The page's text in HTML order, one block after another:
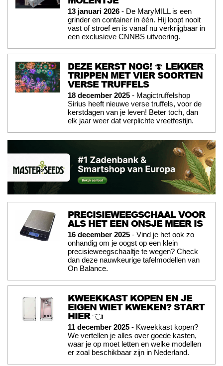
13 januari 2026 - De MaryMILL is een
grinder en container in één. Hij loopt nooit
vast of stroef en is vanaf nu verkrijgbaar in
een exclusieve CNNBS uitvoering.
DEZE KERST NOG! 🍄 LEKKER
TRIPPEN MET VIER SOORTEN
VERSE TRUFFELS
18 december 2025 - Magictruffelshop
Sirius heeft nieuwe verse truffels, voor de
kerstdagen van je leven! Beter toch, dan
elk jaar weer dat verplichte vreetfestijn.
PRECISIEWEEGSCHAAL VOOR
ALS HET EEN ONSJE MEER IS
16 december 2025 - Vind je het ook zo
onhandig om je oogst op een klein
precisieweegschaaltje te wegen? Check
dan deze nauwkeurige tafelmodellen van
On Balance.
KWEEKKAST KOPEN EN JE
EIGEN WIET KWEKEN? START
HIER 👈
11 december 2025 - Kweekkast kopen?
We vertellen je alles over goede kasten,
waar je op moet letten en welke modellen
er zoal beschikbaar zijn in Nederland.